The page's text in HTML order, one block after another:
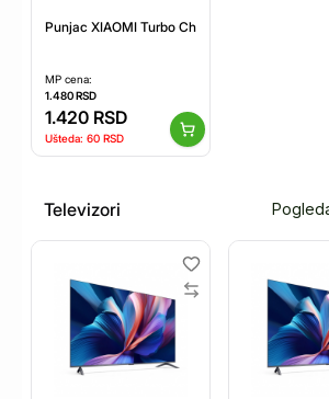
Punjac XIAOMI Turbo Charging Power Adapter
MP cena:
1.480RSD
1.420 RSD
Ušteda: 60 RSD
Televizori